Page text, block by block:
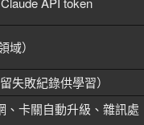
）
留失敗紀錄供學習）
、卡關自動升級、雜訊處